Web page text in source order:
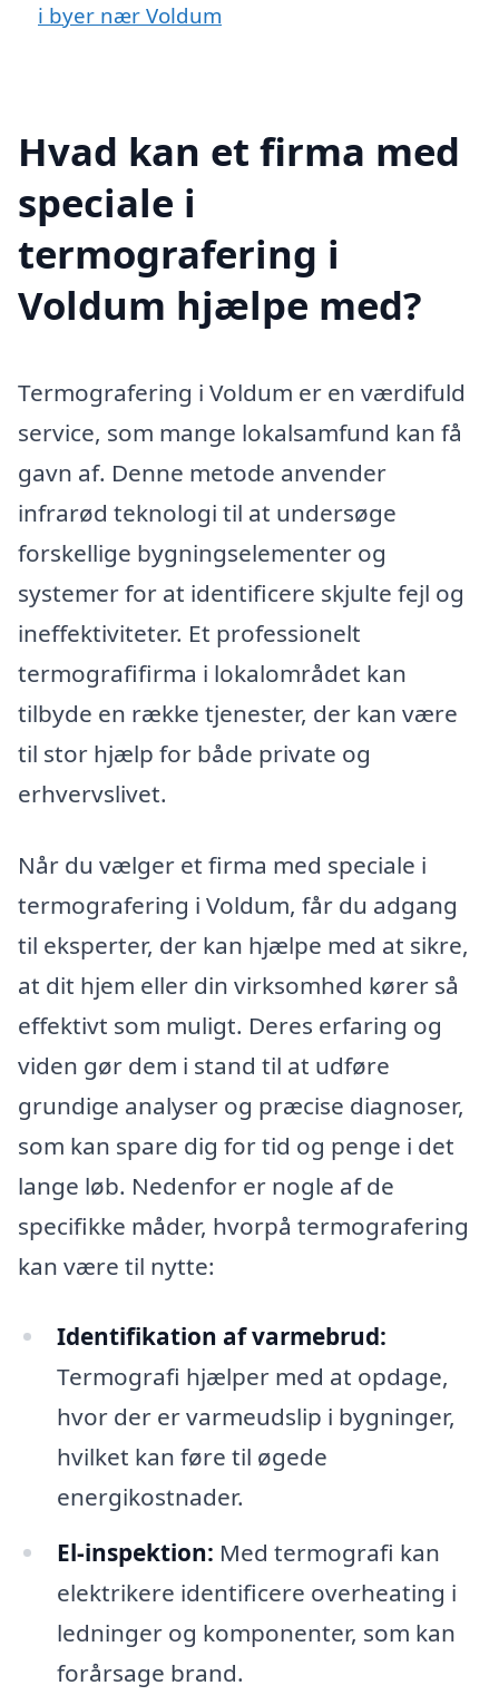
i byer nær Voldum
Hvad kan et firma med
speciale i
termografering i
Voldum hjælpe med?
Termografering i Voldum er en værdifuld
service, som mange lokalsamfund kan få
gavn af. Denne metode anvender
infrarød teknologi til at undersøge
forskellige bygningselementer og
systemer for at identificere skjulte fejl og
ineffektiviteter. Et professionelt
termografifirma i lokalområdet kan
tilbyde en række tjenester, der kan være
til stor hjælp for både private og
erhvervslivet.
Når du vælger et firma med speciale i
termografering i Voldum, får du adgang
til eksperter, der kan hjælpe med at sikre,
at dit hjem eller din virksomhed kører så
effektivt som muligt. Deres erfaring og
viden gør dem i stand til at udføre
grundige analyser og præcise diagnoser,
som kan spare dig for tid og penge i det
lange løb. Nedenfor er nogle af de
specifikke måder, hvorpå termografering
kan være til nytte:
Identifikation af varmebrud:
Termografi hjælper med at opdage,
hvor der er varmeudslip i bygninger,
hvilket kan føre til øgede
energikostnader.
El-inspektion: Med termografi kan
elektrikere identificere overheating i
ledninger og komponenter, som kan
forårsage brand.